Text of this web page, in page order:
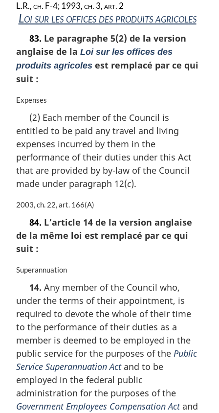
L.R., ch. F-4; 1993, ch. 3, art. 2
Loi sur les offices des produits agricoles
83. Le paragraphe 5(2) de la version
anglaise de la Loi sur les offices des
produits agricoles est remplacé par ce qui
suit :
N
e
m
r
g
i
a
:
Expenses
(2) Each member of the Council is
entitled to be paid any travel and living
expenses incurred by them in the
performance of their duties under this Act
that are provided by by-law of the Council
made under paragraph 12(c).
N
e
m
r
n
l
e
:
2003, ch. 22, art. 166(A)
84. L’article 14 de la version anglaise
de la même loi est remplacé par ce qui
suit :
N
e
m
r
g
i
n
a
l
e
:
Superannuation
14. Any member of the Council who,
under the terms of their appointment, is
required to devote the whole of their time
to the performance of their duties as a
member is deemed to be employed in the
public service for the purposes of the Public
Service Superannuation Actand to be
employed in the federal public
administration for the purposes of the
Government Employees Compensation Actand